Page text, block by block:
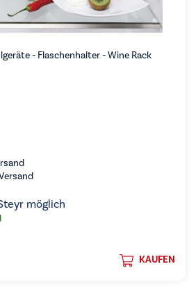
- Flaschenhalter - Wine Rack
möglich
KAUFEN